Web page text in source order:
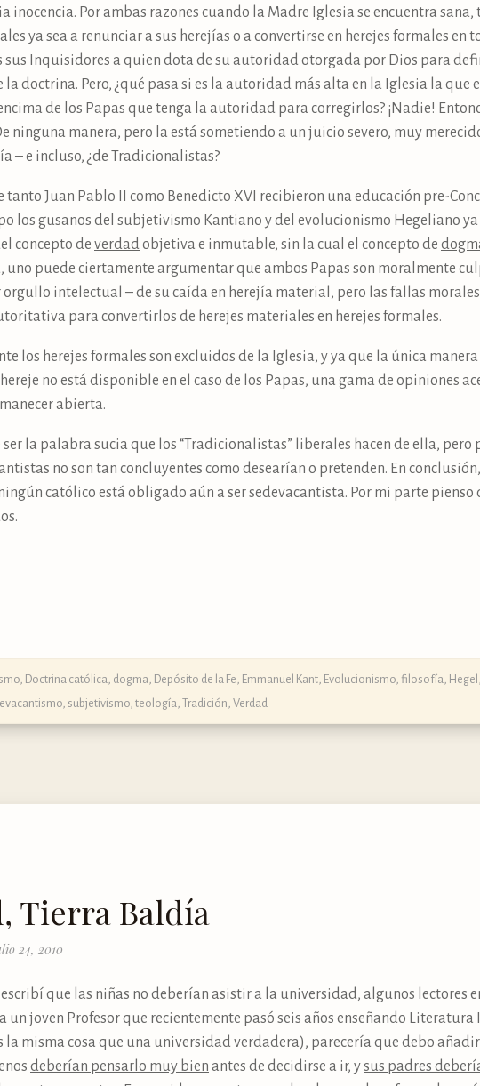
inocencia. Por ambas razones cuando la Madre Iglesia se encuentra
ya sea a renunciar a sus herejías o a convertirse en herejes formales en
sus Inquisidores a quien dota de su autoridad otorgada por Dios para
doctrina. Pero, ¿qué pasa si es la autoridad más alta en la Iglesia la que
de los Papas que tenga la autoridad para corregirlos? ¡Nadie!
ninguna manera, pero la está sometiendo a un juicio severo, muy
– e incluso, ¿de Tradicionalistas?
tanto Juan Pablo II como Benedicto XVI recibieron una educación pre-
los gusanos del subjetivismo Kantiano y del evolucionismo Hegeliano
concepto de verdadobjetiva e inmutable, sin la cual el concepto de
uno puede ciertamente argumentar que ambos Papas son moralmente
intelectual – de su caída en herejía material, pero las fallas
para convertirlos de herejes materiales en herejes formales.
los herejes formales son excluidos de la Iglesia, y ya que la única
no está disponible en el caso de los Papas, una gama de opiniones
abierta.
ser la palabra sucia que los “Tradicionalistas” liberales hacen de ella, pero
no son tan concluyentes como desearían o pretenden. En
católico está obligado aún a ser sedevacantista. Por mi parte pienso
Doctrina católica, dogma, Depósito de la Fe Emmanuel Kant Evolucionismo filosofía Hegel
subjetivismo teología Tradición Verdad
Tierra Baldía
24, 2010
que las niñas no deberían asistir a la universidad, algunos lectores
un joven Profesor que recientemente pasó seis años enseñando Literatura
la misma cosa que una universidad verdadera), parecería que debo
deberían pensarlo muy bien antes de decidirse a ir, ysus padres